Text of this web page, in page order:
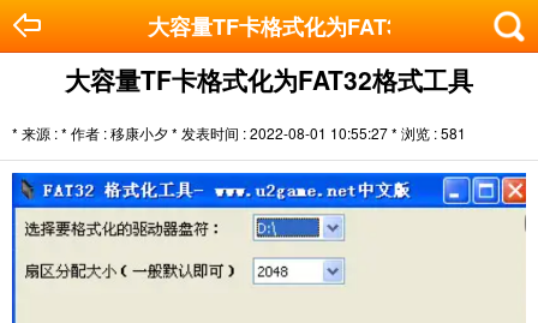
大容量TF卡格式化为FAT32格式工具
大容量TF卡格式化为FAT32格式工具
* 来源 : * 作者 : 移康小夕 * 发表时间 : 2022-08-01 10:55:27 * 浏览 :581